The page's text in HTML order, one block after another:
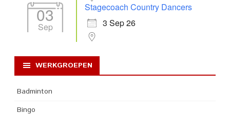
03
Sep
Stagecoach Country Dancers
3 Sep 26
WERKGROEPEN
Badminton
Bingo